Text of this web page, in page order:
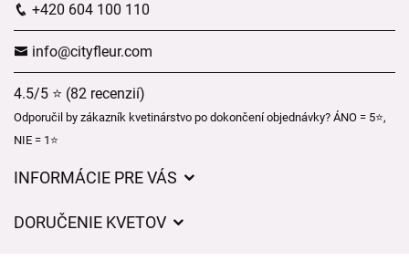
+420 604 100 110
info@cityfleur.com
4.5/5 ⭐ (82 recenzií)
Odporučil by zákazník kvetinárstvo po dokončení objednávky? ÁNO = 5⭐,
NIE = 1⭐
INFORMÁCIE PRE VÁS
DORUČENIE KVETOV